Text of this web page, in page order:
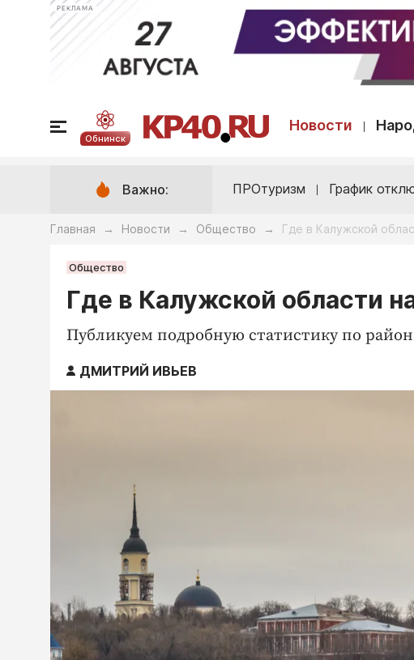
РЕКЛАМА
Обнинск
Новости
Важно: ПРОтуризм График
Главная → Новости → Общество → Где в Калужской
Общество
Где в Калужской области
Публикуем подробную статистику по
ДМИТРИЙ ИВЬЕВ